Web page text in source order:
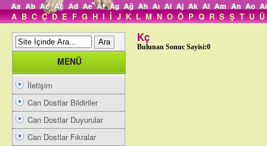
Aa Ab Ac Aç Ad Ae Af Ag Ağ Ah Aı Ai Aj Ak Al Am An Ao
A B C Ç D E F G H I İ J K L M N O Ö P Q R S Ş T U Ü
MENÜ
İletişim
Can Dostlar Bildiriler
Can Dostlar Duyurular
Can Dostlar Fıkralar
Kç
Bulunan Sonuc Sayisi:0